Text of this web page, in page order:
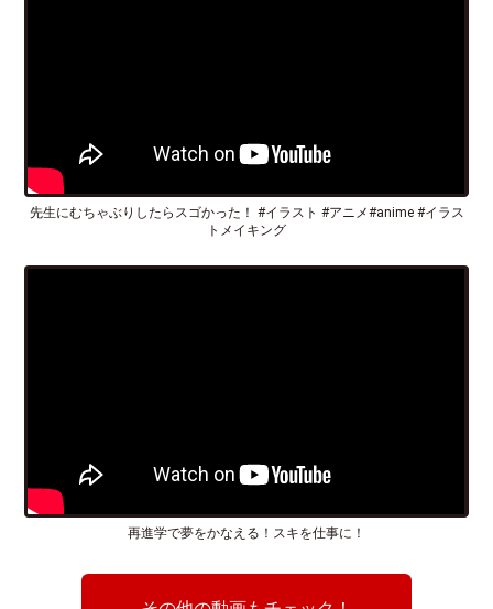
先生にむちゃぶりしたらスゴかった！ #イラスト #アニメ#anime #イラス
トメイキング
再進学で夢をかなえる！スキを仕事に！